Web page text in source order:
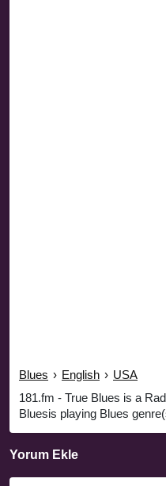
Blues › English › USA
181.fm - True Blues is a
Bluesis playing Blues
Yorum Ekle